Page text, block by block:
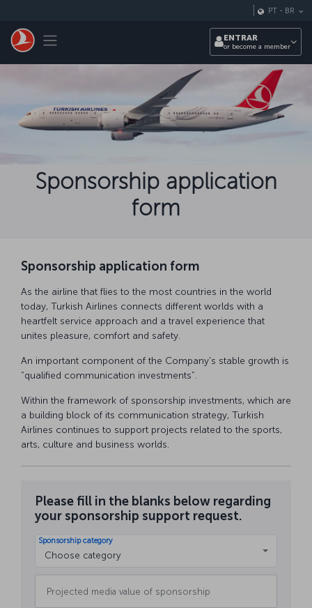
Toggle navigation
PT - BR
ENTRAR
or become a member
Sponsorship application
form
Sponsorship application form
As the airline that flies to the most countries in the world
today, Turkish Airlines connects different worlds with a
heartfelt service approach and a travel experience that
unites pleasure, comfort and safety.
An important component of the Company's stable growth is
“qualified communication investments”.
Within the framework of sponsorship investments, which are
a building block of its communication strategy, Turkish
Airlines continues to support projects related to the sports,
arts, culture and business worlds.
Please fill in the blanks below regarding
your sponsorship support request.
Sponsorship category
Choose category